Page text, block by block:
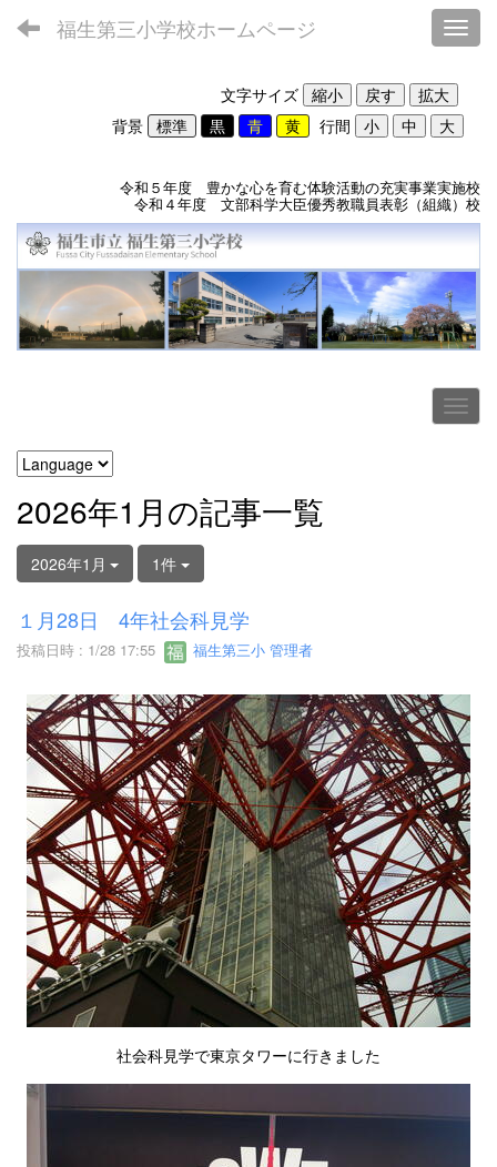
福生第三小学校ホームページ
文字サイズ
背景
行間
令和５年度 豊かな心を育む体験活動の充実事業実施校
令和４年度 文部科学大臣優秀教職員表彰（組織）校
2026年1月の記事一覧
2026年1月 1件
１月28日 4年社会科見学
投稿日時 : 1/28 17:55 福生第三小 管理者
社会科見学で東京タワーに行きました